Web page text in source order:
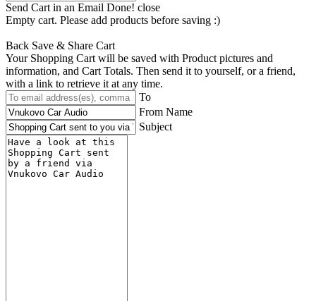
Send Cart in an Email Done! close
Empty cart. Please add products before saving :)
Back Save & Share Cart
Your Shopping Cart will be saved with Product pictures and
information, and Cart Totals. Then send it to yourself, or a friend,
with a link to retrieve it at any time.
To
From Name
Subject